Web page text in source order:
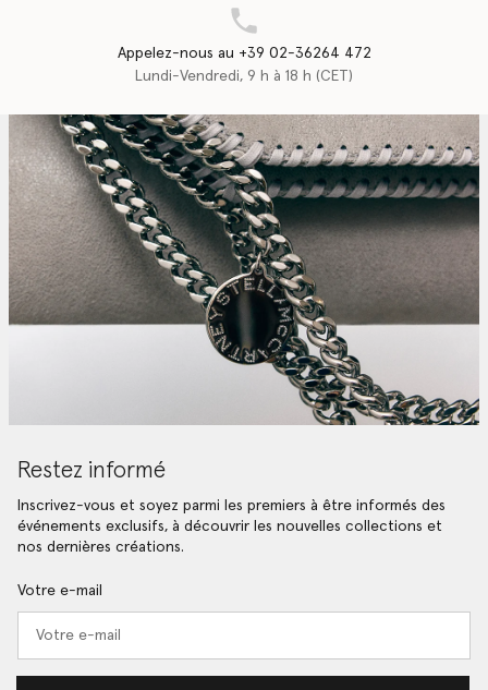
Appelez-nous au +39 02-36264 472
Lundi-Vendredi, 9 h à 18 h (CET)
Restez informé
Inscrivez-vous et soyez parmi les premiers à être informés des
événements exclusifs, à découvrir les nouvelles collections et
nos dernières créations.
Votre e-mail